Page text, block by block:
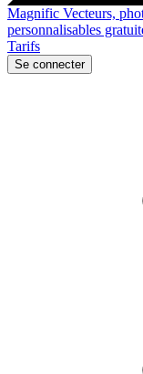
Magnific Vecteurs,
personnalisables
Tarifs
Se connecter